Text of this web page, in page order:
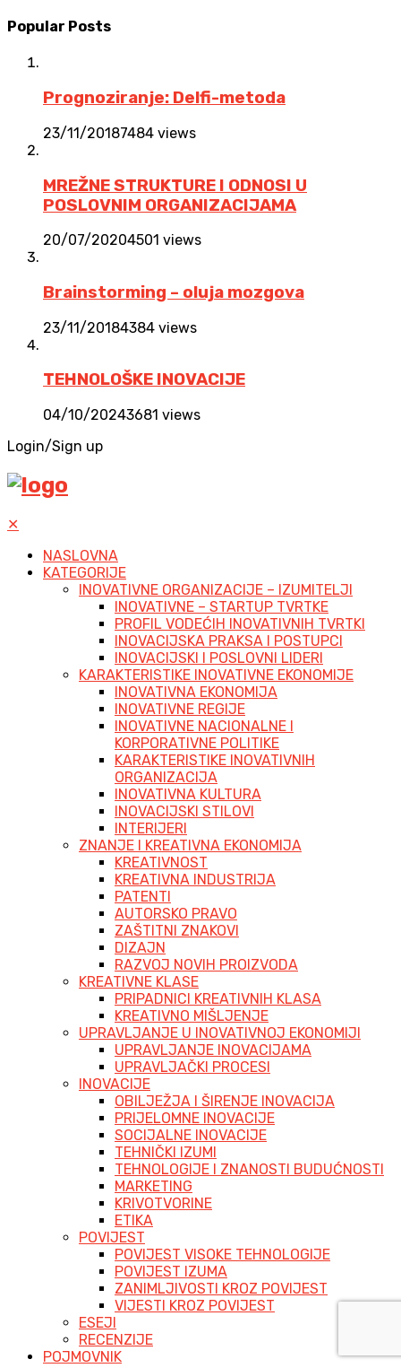
Popular Posts
Prognoziranje: Delfi-metoda
23/11/20187484 views
MREŽNE STRUKTURE I ODNOSI U
POSLOVNIM ORGANIZACIJAMA
20/07/20204501 views
Brainstorming – oluja mozgova
23/11/20184384 views
TEHNOLOŠKE INOVACIJE
04/10/20243681 views
Login/Sign up
✕
NASLOVNA
KATEGORIJE
INOVATIVNE ORGANIZACIJE – IZUMITELJI
INOVATIVNE – STARTUP TVRTKE
PROFIL VODEĆIH INOVATIVNIH TVRTKI
INOVACIJSKA PRAKSA I POSTUPCI
INOVACIJSKI I POSLOVNI LIDERI
KARAKTERISTIKE INOVATIVNE EKONOMIJE
INOVATIVNA EKONOMIJA
INOVATIVNE REGIJE
INOVATIVNE NACIONALNE I
KORPORATIVNE POLITIKE
KARAKTERISTIKE INOVATIVNIH
ORGANIZACIJA
INOVATIVNA KULTURA
INOVACIJSKI STILOVI
INTERIJERI
ZNANJE I KREATIVNA EKONOMIJA
KREATIVNOST
KREATIVNA INDUSTRIJA
PATENTI
AUTORSKO PRAVO
ZAŠTITNI ZNAKOVI
DIZAJN
RAZVOJ NOVIH PROIZVODA
KREATIVNE KLASE
PRIPADNICI KREATIVNIH KLASA
KREATIVNO MIŠLJENJE
UPRAVLJANJE U INOVATIVNOJ EKONOMIJI
UPRAVLJANJE INOVACIJAMA
UPRAVLJAČKI PROCESI
INOVACIJE
OBILJEŽJA I ŠIRENJE INOVACIJA
PRIJELOMNE INOVACIJE
SOCIJALNE INOVACIJE
TEHNIČKI IZUMI
TEHNOLOGIJE I ZNANOSTI BUDUĆNOSTI
MARKETING
KRIVOTVORINE
ETIKA
POVIJEST
POVIJEST VISOKE TEHNOLOGIJE
POVIJEST IZUMA
ZANIMLJIVOSTI KROZ POVIJEST
VIJESTI KROZ POVIJEST
ESEJI
RECENZIJE
POJMOVNIK